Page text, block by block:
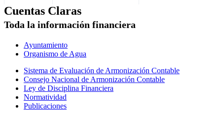
Cuentas Claras
Toda la información financiera
Ayuntamiento
Organismo de Agua
Sistema de Evaluación de Armonización Contable
Consejo Nacional de Armonización Contable
Ley de Disciplina Financiera
Normatividad
Publicaciones